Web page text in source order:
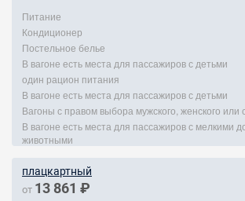
Питание
Кондиционер
Постельное белье
В вагоне есть места для пассажиров с детьми
один рацион питания
В вагоне есть места для пассажиров с детьми
Вагоны с правом выбора мужского, женского или
В вагоне есть места для пассажиров с мелкими
животными
плацкартный
от 13 861 ₽